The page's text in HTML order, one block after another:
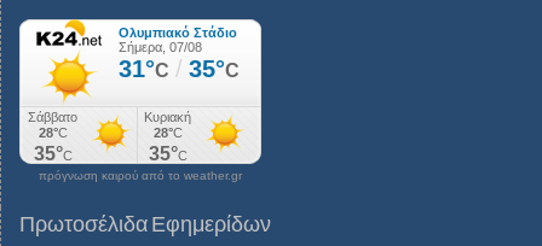
πρόγνωση καιρού από το weather.gr
Πρωτοσέλιδα Εφημερίδων